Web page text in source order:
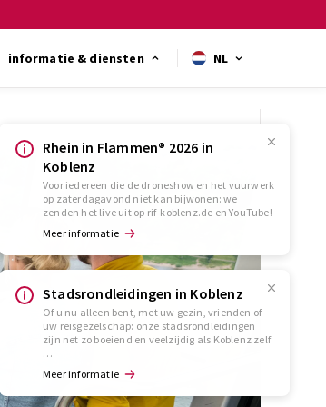
informatie & diensten NL
Rhein in Flammen® 2026 in
Koblenz
Voor iedereen die de droneshow en het vuurwerk
op zaterdagavond niet kan bijwonen: we
zenden het live uit op rif-koblenz.de en YouTube!
Meer informatie
Stadsrondleidingen in Koblenz
Of u nu alleen bent, met uw gezin, vrienden of
uw reisgezelschap: onze stadsrondleidingen
zijn net zo boeiend en veelzijdig als Koblenz zelf
…
Meer informatie